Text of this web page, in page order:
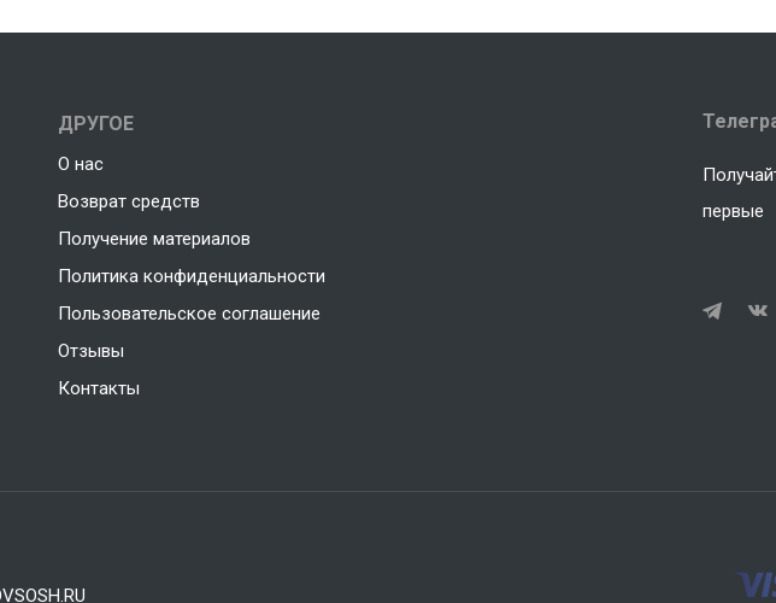
ДРУГОЕ
О нас
Возврат средств
Получение материалов
Политика конфиденциальности
Пользовательское соглашение
Отзывы
Контакты
первые